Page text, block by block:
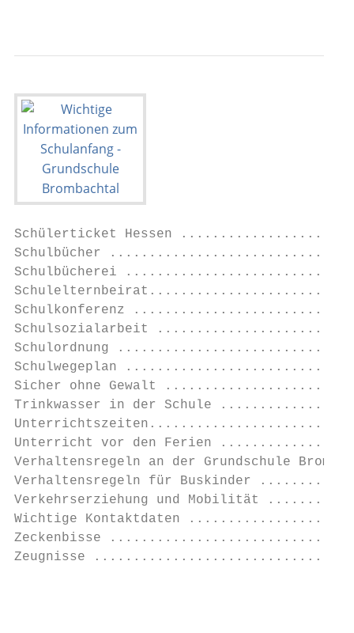
Schülerticket Hessen
Schulbücher
Schulbücherei
Schulkonferenz
Schulsozialarbeit
Schulordnung
Schulwegeplan
Sicher ohne Gewalt
Trinkwasser in der Schule
Unterricht vor den Ferien
Verhaltensregeln an der
Verhaltensregeln für Buskinder
Verkehrserziehung und
Wichtige Kontaktdaten
Zeckenbisse
Zeugnisse